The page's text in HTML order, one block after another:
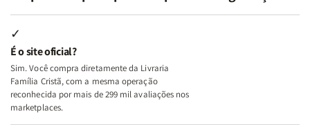
Lutas
e
Deus
+
A
Mulher
Lutas
+
A
Segundo
Segundo
✓
É o site oficial?
Sim. Você compra diretamente da Livraria
Família Cristã, com a mesma operação
reconhecida por mais de 299 mil avaliações nos
marketplaces.